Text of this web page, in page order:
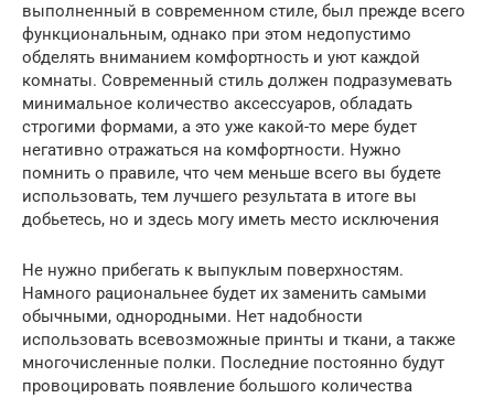
выполненный в современном стиле, был прежде всего
функциональным, однако при этом недопустимо
обделять вниманием комфортность и уют каждой
комнаты. Современный стиль должен подразумевать
минимальное количество аксессуаров, обладать
строгими формами, а это уже какой-то мере будет
негативно отражаться на комфортности. Нужно
помнить о правиле, что чем меньше всего вы будете
использовать, тем лучшего результата в итоге вы
добьетесь, но и здесь могу иметь место исключения
Не нужно прибегать к выпуклым поверхностям.
Намного рациональнее будет их заменить самыми
обычными, однородными. Нет надобности
использовать всевозможные принты и ткани, а также
многочисленные полки. Последние постоянно будут
провоцировать появление большого количества